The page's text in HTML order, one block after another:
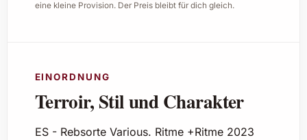
eine kleine Provision. Der Preis bleibt für dich gleich.
EINORDNUNG
Terroir, Stil und Charakter
ES - Rebsorte Various. Ritme +Ritme 2023